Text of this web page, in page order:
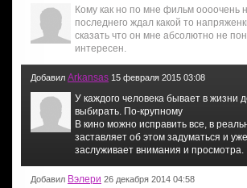
Кому как но по мне фильм оооочень
последнего ждал какой то
сказать что он мне абсолютно не
интересен.
Добавил Arkansas 15 февраля 2015 03:08
У каждого человека бывает в жизни
выбирать. По-крупному
В кино можно исправить все, в
заставляет об этом задуматься и
заслуживает внимания и просмотра.
Добавил Вэлери 26 декабря 2014 04:58